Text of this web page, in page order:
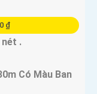
₫
.
Có Màu Ban